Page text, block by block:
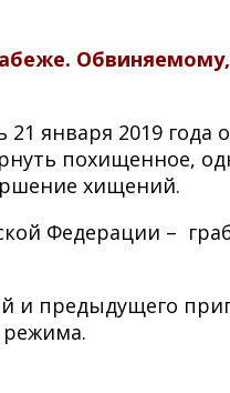
января 2019 года
похищенное,
хищений.
Федерации –
и предыдущего
режима.